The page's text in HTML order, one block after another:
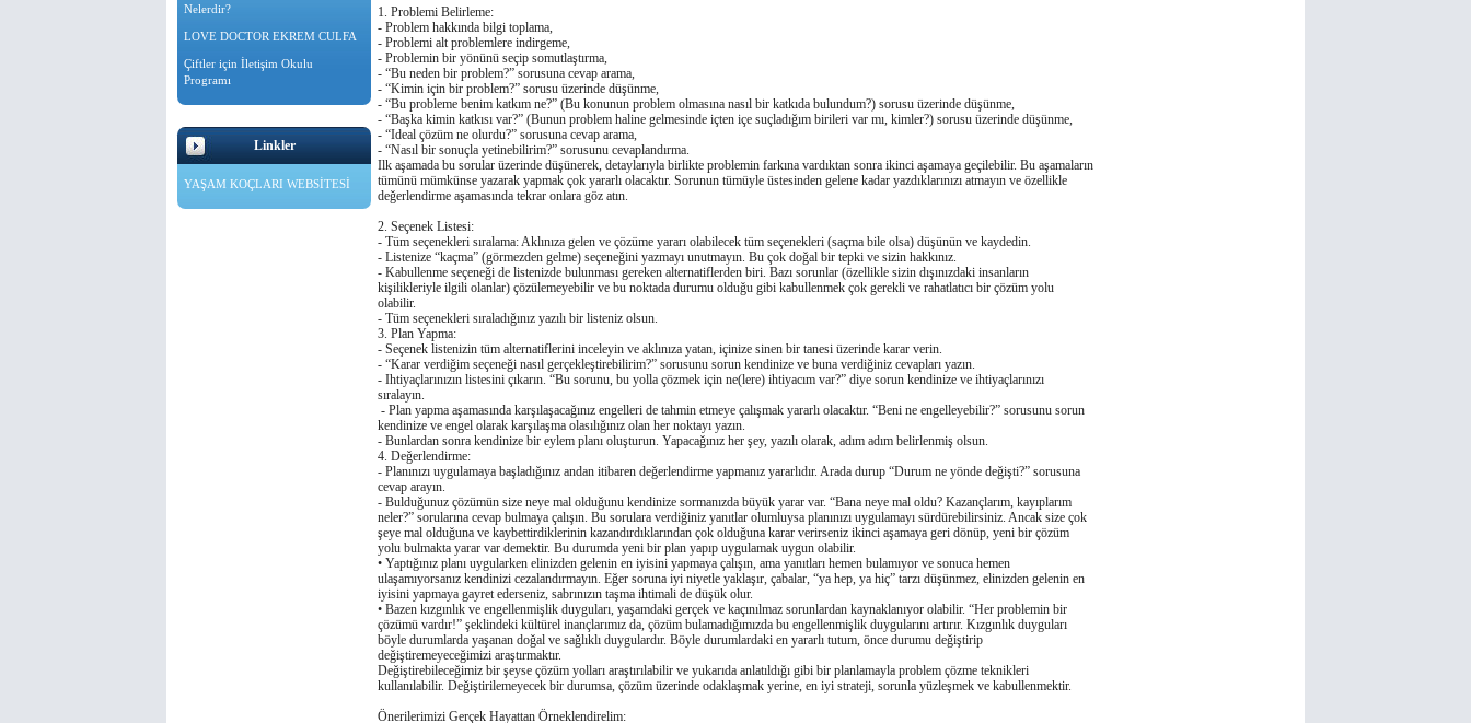
Nelerdir?
LOVE DOCTOR EKREM CULFA
Çiftler için İletişim Okulu
Programı
Linkler
YAŞAM KOÇLARI WEBSİTESİ
1. Problemi Belirleme:
- Problem hakkında bilgi toplama,
- Problemi alt problemlere indirgeme,
- Problemin bir yönünü seçip somutlaştırma,
- “Bu neden bir problem?” sorusuna cevap arama,
- “Kimin için bir problem?” sorusu üzerinde düşünme,
- “Bu probleme benim katkım ne?” (Bu konunun problem olmasına nasıl bir katkıda bulundum?) sorusu üzerinde düşünme,
- “Başka kimin katkısı var?” (Bunun problem haline gelmesinde içten içe suçladıǧım birileri var mı, kimler?) sorusu üzerinde düşünme,
- “Ideal çözüm ne olurdu?” sorusuna cevap arama,
- “Nasıl bir sonuçla yetinebilirim?” sorusunu cevaplandırma.
Ilk aşamada bu sorular üzerinde düşünerek, detaylarıyla birlikte problemin farkına vardıktan sonra ikinci aşamaya geçilebilir. Bu aşamaların
tümünü mümkünse yazarak yapmak çok yararlı olacaktır. Sorunun tümüyle üstesinden gelene kadar yazdıklarınızı atmayın ve özellikle
deǧerlendirme aşamasında tekrar onlara göz atın.
2. Seçenek Listesi:
- Tüm seçenekleri sıralama: Aklınıza gelen ve çözüme yararı olabilecek tüm seçenekleri (saçma bile olsa) düşünün ve kaydedin.
- Listenize “kaçma” (görmezden gelme) seçeneǧini yazmayı unutmayın. Bu çok doǧal bir tepki ve sizin hakkınız.
- Kabullenme seçeneǧi de listenizde bulunması gereken alternatiflerden biri. Bazı sorunlar (özellikle sizin dışınızdaki insanların
kişilikleriyle ilgili olanlar) çözülemeyebilir ve bu noktada durumu olduǧu gibi kabullenmek çok gerekli ve rahatlatıcı bir çözüm yolu
olabilir.
- Tüm seçenekleri sıraladıǧınız yazılı bir listeniz olsun.
3. Plan Yapma:
- Seçenek listenizin tüm alternatiflerini inceleyin ve aklınıza yatan, içinize sinen bir tanesi üzerinde karar verin.
- “Karar verdiǧim seçeneǧi nasıl gerçekleştirebilirim?” sorusunu sorun kendinize ve buna verdiǧiniz cevapları yazın.
- Ihtiyaçlarınızın listesini çıkarın. “Bu sorunu, bu yolla çözmek için ne(lere) ihtiyacım var?” diye sorun kendinize ve ihtiyaçlarınızı
sıralayın.
- Plan yapma aşamasında karşılaşacaǧınız engelleri de tahmin etmeye çalışmak yararlı olacaktır. “Beni ne engelleyebilir?” sorusunu sorun
kendinize ve engel olarak karşılaşma olasılıǧınız olan her noktayı yazın.
- Bunlardan sonra kendinize bir eylem planı oluşturun. Yapacaǧınız her şey, yazılı olarak, adım adım belirlenmiş olsun.
4. Deǧerlendirme:
- Planınızı uygulamaya başladıǧınız andan itibaren deǧerlendirme yapmanız yararlıdır. Arada durup “Durum ne yönde deǧişti?” sorusuna
cevap arayın.
- Bulduǧunuz çözümün size neye mal olduǧunu kendinize sormanızda büyük yarar var. “Bana neye mal oldu? Kazançlarım, kayıplarım
neler?” sorularına cevap bulmaya çalışın. Bu sorulara verdiǧiniz yanıtlar olumluysa planınızı uygulamayı sürdürebilirsiniz. Ancak size çok
şeye mal olduǧuna ve kaybettirdiklerinin kazandırdıklarından çok olduǧuna karar verirseniz ikinci aşamaya geri dönüp, yeni bir çözüm
yolu bulmakta yarar var demektir. Bu durumda yeni bir plan yapıp uygulamak uygun olabilir.
• Yaptıǧınız planı uygularken elinizden gelenin en iyisini yapmaya çalışın, ama yanıtları hemen bulamıyor ve sonuca hemen
ulaşamıyorsanız kendinizi cezalandırmayın. Eǧer soruna iyi niyetle yaklaşır, çabalar, “ya hep, ya hiç” tarzı düşünmez, elinizden gelenin en
iyisini yapmaya gayret ederseniz, sabrınızın taşma ihtimali de düşük olur.
• Bazen kızgınlık ve engellenmişlik duyguları, yaşamdaki gerçek ve kaçınılmaz sorunlardan kaynaklanıyor olabilir. “Her problemin bir
çözümü vardır!” şeklindeki kültürel inançlarımız da, çözüm bulamadıǧımızda bu engellenmişlik duygularını artırır. Kızgınlık duyguları
böyle durumlarda yaşanan doǧal ve saǧlıklı duygulardır. Böyle durumlardaki en yararlı tutum, önce durumu deǧiştirip
deǧiştiremeyeceǧimizi araştırmaktır.
Deǧiştirebileceǧimiz bir şeyse çözüm yolları araştırılabilir ve yukarıda anlatıldıǧı gibi bir planlamayla problem çözme teknikleri
kullanılabilir. Deǧiştirilemeyecek bir durumsa, çözüm üzerinde odaklaşmak yerine, en iyi strateji, sorunla yüzleşmek ve kabullenmektir.
Önerilerimizi Gerçek Hayattan Örneklendirelim: